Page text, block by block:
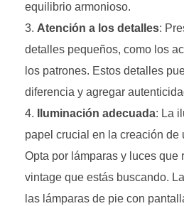
equilibrio armonioso.
Atención a los detalles:
detalles pequeños, como los
los patrones. Estos detalles
diferencia y agregar
Iluminación adecuada: La
papel crucial en la creación de
Opta por lámparas y luces que
vintage que estás buscando.
las lámparas de pie con